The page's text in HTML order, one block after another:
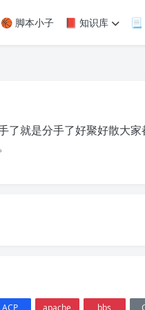
🏀 脚本小子 📕 知识库 📃
了就是分手了好聚好散大
ACP apache bbs